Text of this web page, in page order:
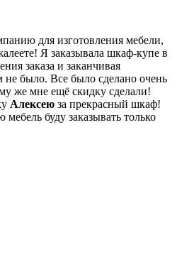
для изготовления мебели,
Я заказывала шкаф-купе в
заказа и заканчивая
было. Все было сделано очень
же мне ещё скидку сделали!
Алексею за прекрасный шкаф!
буду заказывать только